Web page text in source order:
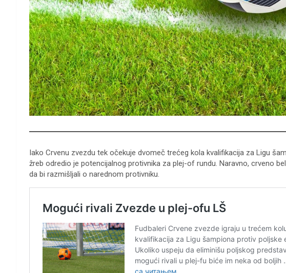
Iako Crvenu zvezdu tek očekuje dvomeč trećeg kola kvalifikacija za Ligu
žreb odredio je potencijalnog protivnika za plej-of rundu. Naravno, crveno
da bi razmišljali o narednom protivniku.